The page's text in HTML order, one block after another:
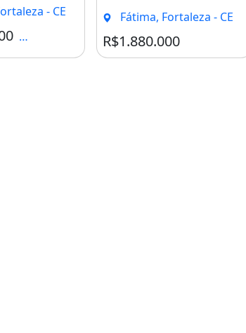
- CE
Condomínio R$1.295
Fátima, Fortaleza - CE
R$1.880.000